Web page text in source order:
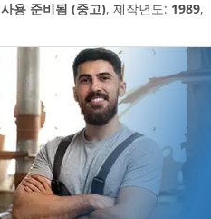
사용 준비됨 (중고), 제작년도: 1989,